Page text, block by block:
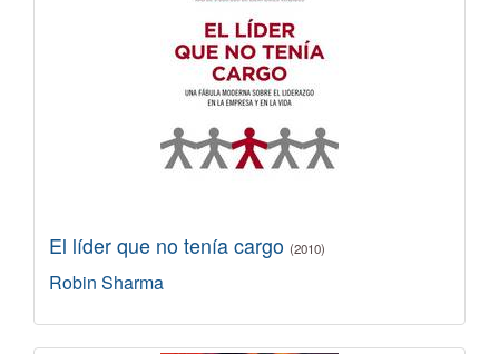
El líder que no tenía cargo (2010)
Robin Sharma